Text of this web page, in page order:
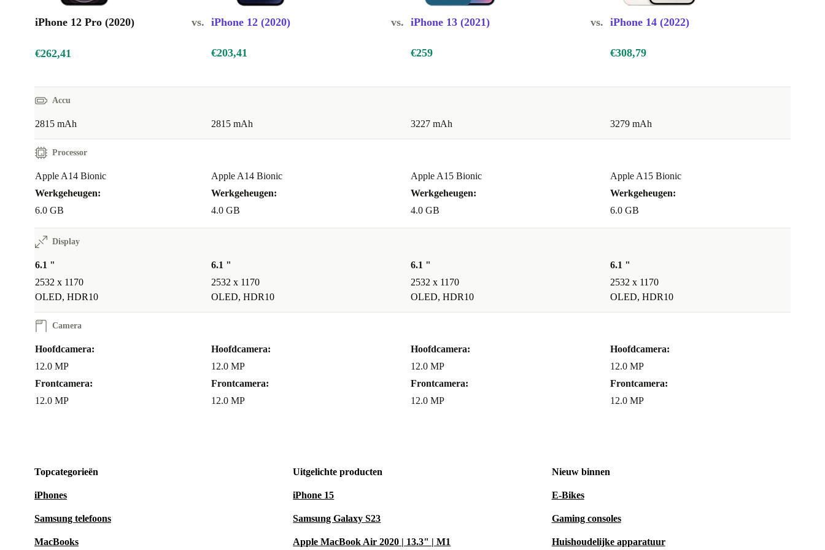
Duurzaam en Milieubewust
Door te kiezen voor een refurbished iPhone 12 Pro, draag je bij aan
iPhone 12 Pro (2020) vs. iPhone 12 (2020) vs. iPhone 13 (2021) vs. iPhone 14 (2022)
€262,41 €203,41 €259 €308,79
Accu
2815 mAh 2815 mAh 3227 mAh 3279 mAh
Processor
Apple A14 Bionic
Werkgeheugen:
6.0 GB
Apple A14 Bionic
Werkgeheugen:
4.0 GB
Apple A15 Bionic
Werkgeheugen:
4.0 GB
Apple A15 Bionic
Werkgeheugen:
6.0 GB
Display
6.1 "
2532 x 1170
OLED, HDR10
6.1 "
2532 x 1170
OLED, HDR10
6.1 "
2532 x 1170
OLED, HDR10
6.1 "
2532 x 1170
OLED, HDR10
Camera
Hoofdcamera:
12.0 MP
Frontcamera:
12.0 MP
Hoofdcamera:
12.0 MP
Frontcamera:
12.0 MP
Hoofdcamera:
12.0 MP
Frontcamera:
12.0 MP
Hoofdcamera:
12.0 MP
Frontcamera:
12.0 MP
Topcategorieën
iPhones
Samsung telefoons
MacBooks
Uitgelichte producten
iPhone 15
Samsung Galaxy S23
Apple MacBook Air 2020 | 13.3" | M1
Nieuw binnen
E-Bikes
Gaming consoles
Huishoudelijke apparatuur